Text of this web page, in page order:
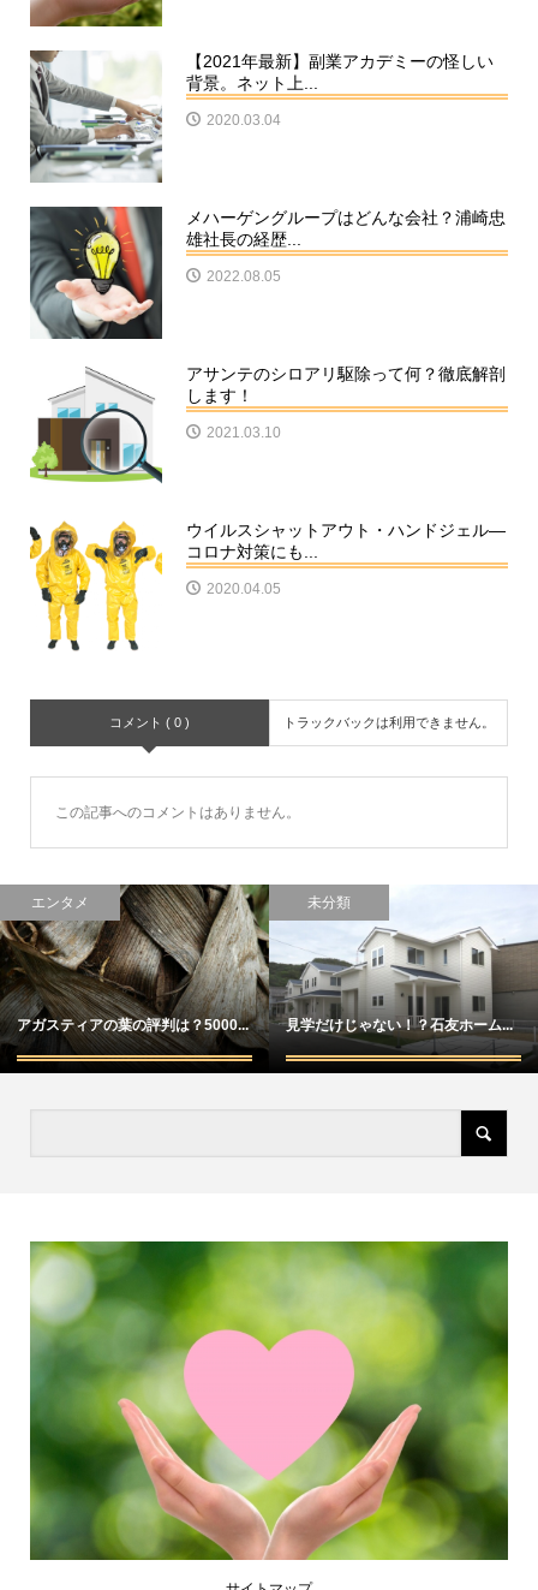
【2021年最新】副業アカデミーの怪しい
背景。ネット上...
2020.03.04
メハーゲングループはどんな会社？浦崎忠
雄社長の経歴...
2022.08.05
アサンテのシロアリ駆除って何？徹底解剖
します！
2021.03.10
ウイルスシャットアウト・ハンドジェル―
コロナ対策にも...
2020.04.05
コメント ( 0 ) トラックバックは利用できません。
この記事へのコメントはありません。
エンタメ
アガスティアの葉の評判は？5000...
未分類
見学だけじゃない！？石友ホーム...